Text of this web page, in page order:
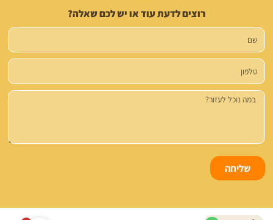
רוצים לדעת עוד או יש לכם שאלה?
שם
טלפון
הודעה
שליחה